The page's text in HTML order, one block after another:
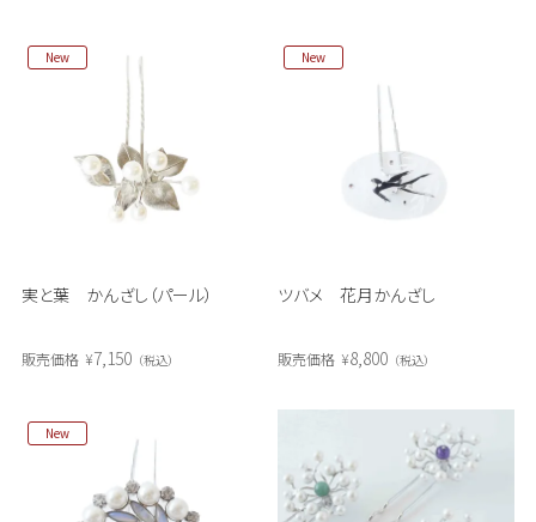
実と葉 かんざし（パール）
New
販売価格 ¥7,150 税込
ツバメ 花月かんざし
New
販売価格 ¥8,800 税込
New